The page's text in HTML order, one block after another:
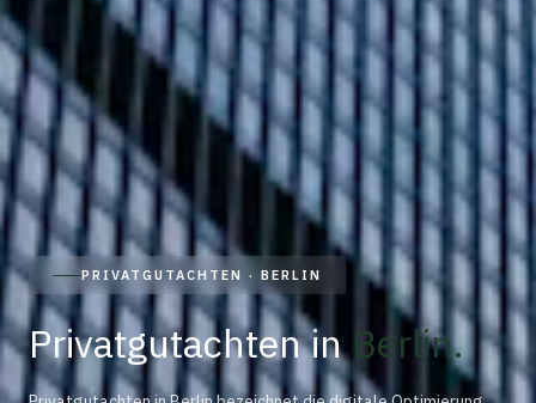
PRIVATGUTACHTEN · BERLIN
Privatgutachtenin Berlin.